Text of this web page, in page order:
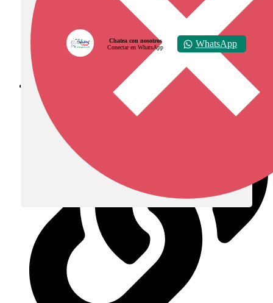
Diócesis de Zipaquirá
Chatea con nosotros
Conectar en WhatsApp
WhatsApp